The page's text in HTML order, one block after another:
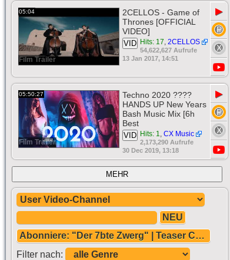
05:04
Film Trailer
2CELLOS - Game of
Thrones [OFFICIAL
VIDEO]
Hits: 17, 2CELLOS
VID
54,622,627 Aufrufe
13 Jan 2017, 14:51
▶
05:50:27
Film Trailer
Techno 2020 ????
HANDS UP New Years
Bash Music Mix [6h
Best
Hits: 1, CX Music
VID
2,173,290 Aufrufe
30 Dec 2019, 13:18
▶
MEHR
NEU
Abonniere: "Der 7bte Zwerg" | Teaser Check & Infos Deutsch German Otto Waalkes 2014 [HD]
Filter nach: